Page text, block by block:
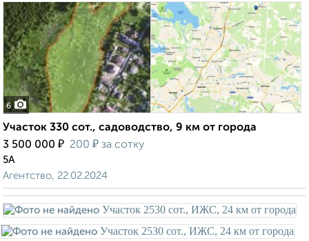
6
Участок 330 сот., садоводство, 9 км от города
3 500 000 ₽ 200 ₽ за сотку
5А
Агентство, 22.02.2024